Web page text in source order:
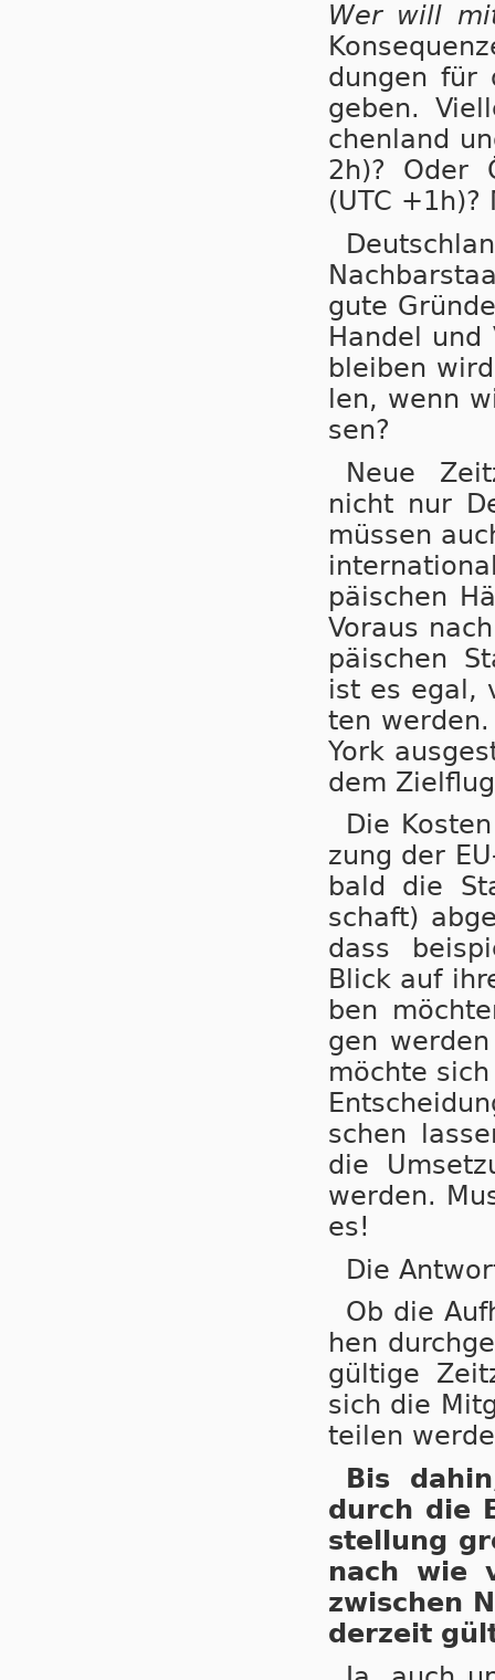
Wer will
dungen für
ge­ben.
chen­land
2h)? Oder
(UTC +1h)?
gute
Han­del
blei­ben
len, wenn
sen?
Neue
nicht nur
müs­sen
pä­i­schen
Vor­aus
pä­i­schen
ist es egal,
ten
York
dem
Die
zung der
bald die
schaft)
dass
Blick auf
ben
gen
möch­te
schen
die
wer­den.
es!
Die
Ob die
hen
gül­ti­ge
sich die
tei­len
Bis
durch die
stel­lung
nach wie
zwi­schen
der­zeit